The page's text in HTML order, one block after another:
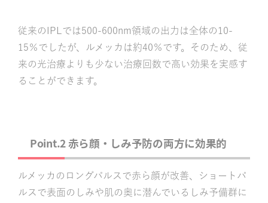
従来のIPLでは500-600nm領域の出力は全体の10-
15％でしたが、ルメッカは約40％です。そのため、従
来の光治療よりも少ない治療回数で高い効果を実感す
ることができます。
Point.2 赤ら顔・しみ予防の両方に効果的
ルメッカのロングパルスで赤ら顔が改善、ショートパ
ルスで表面のしみや肌の奥に潜んでいるしみ予備群に